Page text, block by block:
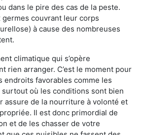
dans le pire des cas de la peste.
couvrant leur corps
à cause des nombreuses
climatique qui s’opère
rien arranger. C’est le moment pour
endroits favorables comme les
surtout où les conditions sont bien
assure de la nourriture à volonté et
Il est donc primordial de
et de les chasser de votre